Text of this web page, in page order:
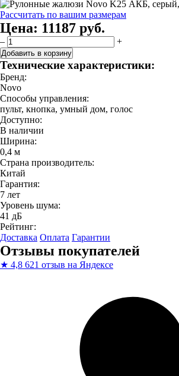
Рассчитать по вашим размерам
Цена: 11187 руб.
– +
Добавить в корзину
Технические характеристики:
Бренд:
Novo
Способы управления:
пульт, кнопка, умный дом, голос
Доступно:
В наличии
Ширина:
0,4 м
Страна производитель:
Китай
Гарантия:
7 лет
Уровень шума:
41 дБ
Рейтинг:
Доставка Оплата Гарантии
Отзывы покупателей
★ 4,8 621 отзыв на Яндексе